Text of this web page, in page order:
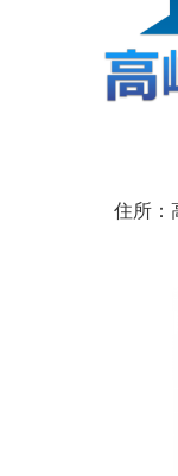
住所：